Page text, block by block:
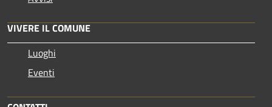
VIVERE IL COMUNE
Luoghi
Eventi